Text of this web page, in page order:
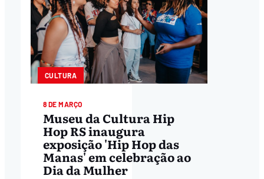
CULTURA
8 DE MARÇO
Museu da Cultura Hip
Hop RS inaugura
exposição 'Hip Hop das
Manas' em celebração ao
Dia da Mulher